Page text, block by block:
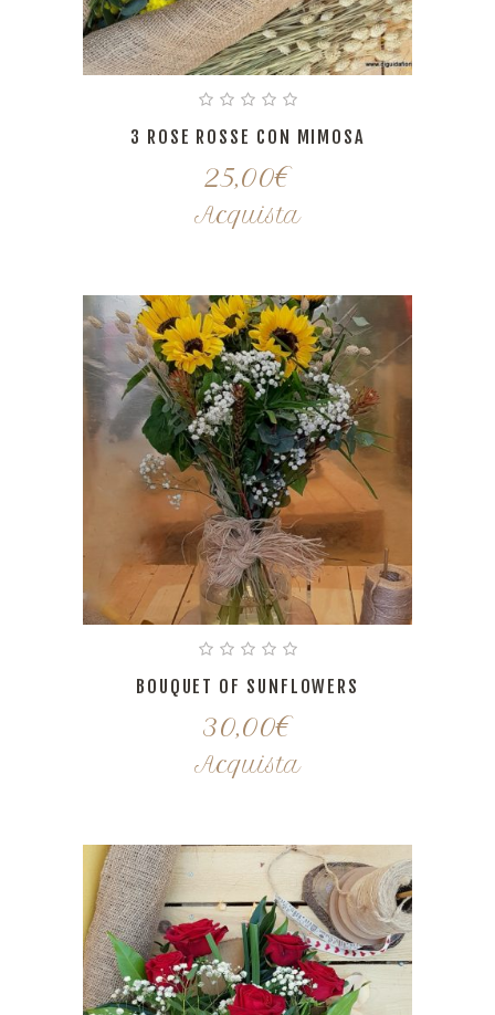
3 ROSE ROSSE CON MIMOSA
25,00€
Acquista
BOUQUET OF SUNFLOWERS
30,00€
Acquista